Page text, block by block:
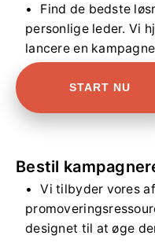
Find de bedste
personlige leder. Vi
lancere en
START NU
Bestil
Vi tilbyder vores
designet til at øge